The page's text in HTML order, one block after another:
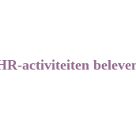
activiteiten